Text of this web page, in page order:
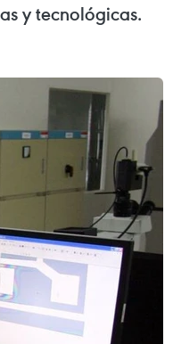
y tecnológicas.